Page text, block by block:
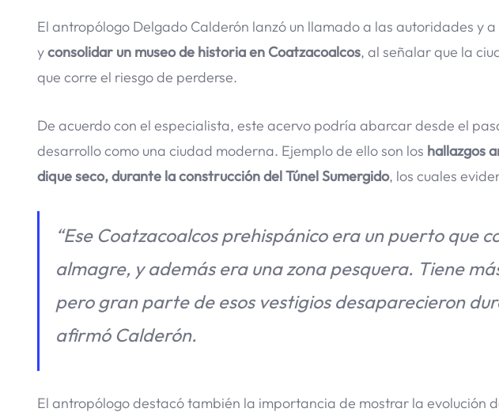
El antropólogo Delgado Calderón lanzó un llamado a las autoridades y
yconsolidar un museo de historia en Coatzacoalcos, al señalar que la
que corre el riesgo de perderse.
De acuerdo con el especialista, este acervo podría abarcar desde el
desarrollo como una ciudad moderna. Ejemplo de ello son los hallazgos
dique seco, durante la construcción del Túnel Sumergido, los cuales
“Ese Coatzacoalcos prehispánico era un puerto que
almagre, y además era una zona pesquera. Tiene
pero gran parte de esos vestigios desaparecieron
afirmó Calderón.
El antropólogo destacó también la importancia de mostrar la evolución